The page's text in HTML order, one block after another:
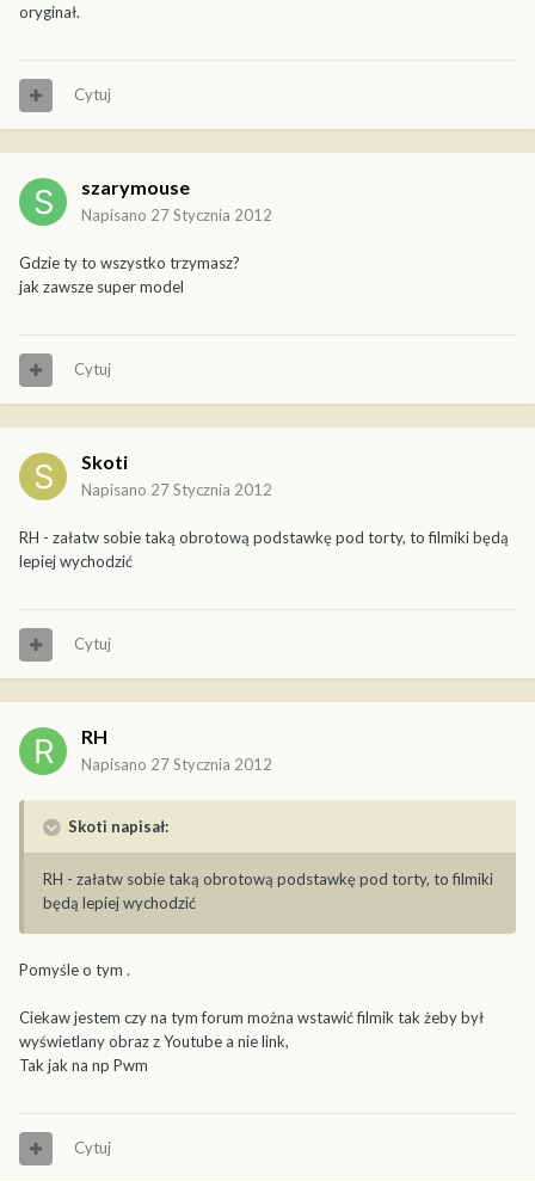
oryginał.
Cytuj
szarymouse
Napisano 27 Stycznia 2012
Gdzie ty to wszystko trzymasz?
jak zawsze super model
Cytuj
Skoti
Napisano 27 Stycznia 2012
RH - załatw sobie taką obrotową podstawkę pod torty, to filmiki będą
lepiej wychodzić
Cytuj
RH
Napisano 27 Stycznia 2012
Skoti napisał:
RH - załatw sobie taką obrotową podstawkę pod torty, to filmiki
będą lepiej wychodzić
Pomyśle o tym .
Ciekaw jestem czy na tym forum można wstawić filmik tak żeby był
wyświetlany obraz z Youtube a nie link,
Tak jak na np Pwm
Cytuj